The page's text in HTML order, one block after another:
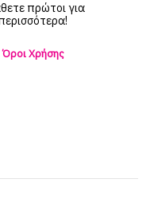
πρώτοι για
Όροι Χρήσης